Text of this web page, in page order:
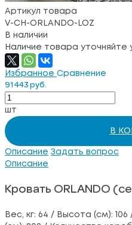
Артикул товара
V-CH-ORLANDO-LOZ
В наличии
Наличие товара
Избранное Сравнение
91 443 руб.
шт
В
Описание Задать вопрос
Описание
Кровать ORLANDO
Вес, кг: 64 / Высота (см): 106